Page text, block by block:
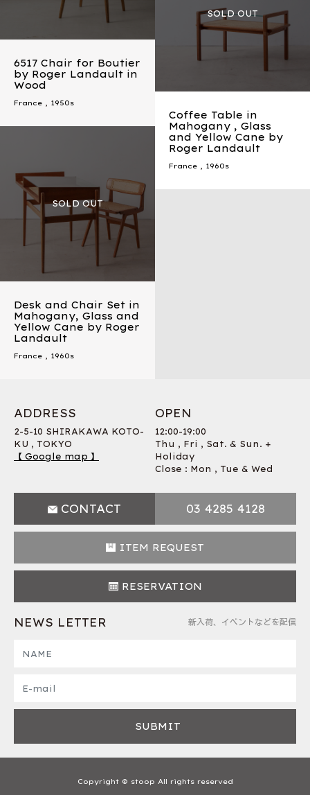
6517 Chair for Boutier
by Roger Landault in
Wood
France , 1950s
Coffee Table in
Mahogany , Glass
and Yellow Cane by
Roger Landault
France , 1960s
Desk and Chair Set in
Mahogany, Glass and
Yellow Cane by Roger
Landault
France , 1960s
ADDRESS
2-5-10 SHIRAKAWA KOTO-
KU , TOKYO
【 Google map 】
OPEN
12:00-19:00
Thu , Fri , Sat. & Sun. +
Holiday
Close : Mon , Tue & Wed
CONTACT 03 4285 4128
ITEM REQUEST
RESERVATION
NEWS LETTER 新入荷、イベントなどを配信
Copyright © stoop All rights reserved